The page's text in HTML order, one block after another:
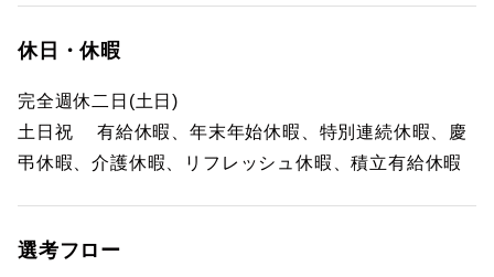
休日・休暇
完全週休二日(土日)
土日祝 有給休暇、年末年始休暇、特別連続休暇、慶
弔休暇、介護休暇、リフレッシュ休暇、積立有給休暇
選考フロー